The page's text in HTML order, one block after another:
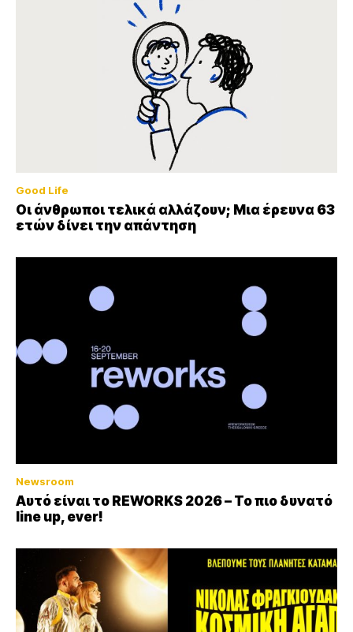
Good Life
Οι άνθρωποι τελικά αλλάζουν; Μια έρευνα 63
ετών δίνει την απάντηση
Newsroom
Αυτό είναι το REWORKS 2026 – Το πιο δυνατό
line up, ever!